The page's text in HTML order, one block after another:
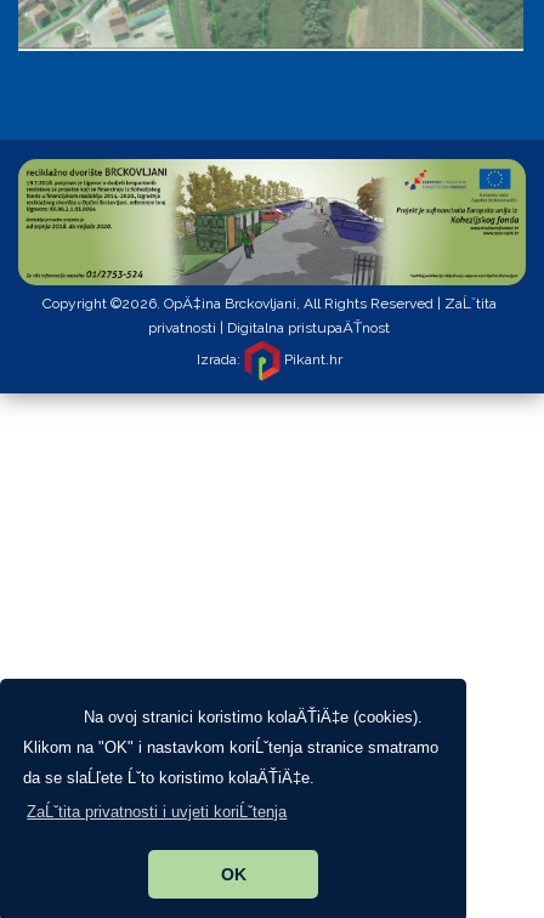
Na ovoj stranici koristimo kolaÄŤiÄ‡e (cookies).
Klikom na "OK" i nastavkom koriĹˇtenja stranice smatramo
da se slaĹľete Ĺˇto koristimo kolaÄŤiÄ‡e.
ZaĹˇtita privatnosti i uvjeti koriĹˇtenja
OK
Copyright ©2026. OpÄ‡ina Brckovljani, All Rights Reserved |
ZaĹˇtita
privatnosti
Digitalna pristupaÄŤnost
Izrada:
Pikant.hr